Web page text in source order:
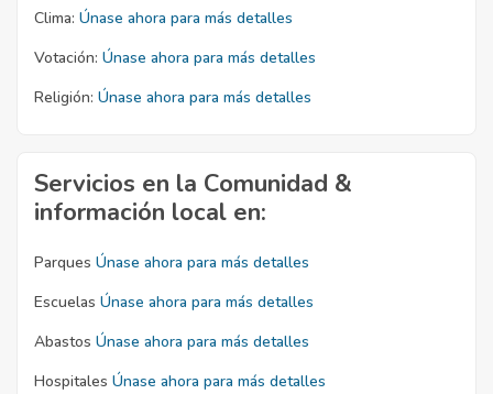
Clima: Únase ahora para más detalles
Votación: Únase ahora para más detalles
Religión: Únase ahora para más detalles
Servicios en la Comunidad &
información local en:
Parques Únase ahora para más detalles
Escuelas Únase ahora para más detalles
Abastos Únase ahora para más detalles
Hospitales Únase ahora para más detalles